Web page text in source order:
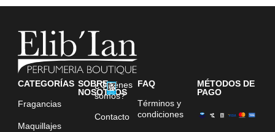
CATEGORÍAS
Fragancias
Maquillajes
SOBRE
NOSOTROS
¿Quiénes
somos?
Contacto
FAQ
Términos y
condiciones
MÉTODOS DE
PAGO